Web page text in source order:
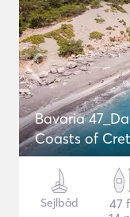
Bavaria
Coasts of
Sejlbåd
47